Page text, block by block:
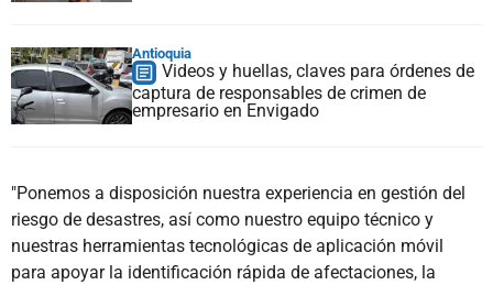
Antioquia
Videos y huellas, claves para órdenes de
captura de responsables de crimen de
empresario en Envigado
"Ponemos a disposición nuestra experiencia en gestión del
riesgo de desastres, así como nuestro equipo técnico y
nuestras herramientas tecnológicas de aplicación móvil
para apoyar la identificación rápida de afectaciones, la